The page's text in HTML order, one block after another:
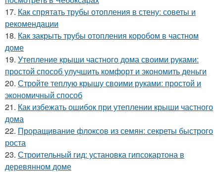
17. Как спрятать трубы отопления в стену: советы и
рекомендации
18. Как закрыть трубы отопления коробом в частном
доме
19. Утепление крыши частного дома своими руками:
простой способ улучшить комфорт и экономить деньги
20. Стройте теплую крышу своими руками: простой и
экономичный способ
21. Как избежать ошибок при утеплении крыши частного
дома
22. Проращивание флоксов из семян: секреты быстрого
роста
23. Строительный гид: установка гипсокартона в
деревянном доме